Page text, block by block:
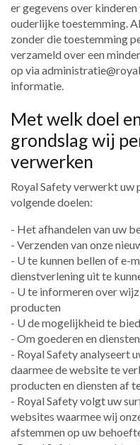
er gegevens over
ouderlijke toestemming.
zonder die toestemming
verzameld over een
op via
informatie.
Met welk doel
grondslag wij
verwerken
Royal Safety verwerkt uw
volgende doelen:
- Het afhandelen van uw
- Verzenden van onze
- U te kunnen bellen of e-
dienstverlening uit te
- U te informeren over
producten
- U de mogelijkheid te
- Om goederen en
- Royal Safety analyseert
daarmee de website te
producten en diensten af
- Royal Safety volgt uw
websites waarmee wij
afstemmen op uw